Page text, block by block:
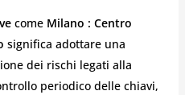
come Milano : Centro
significa adottare una
dei rischi legati alla
periodico delle chiavi,